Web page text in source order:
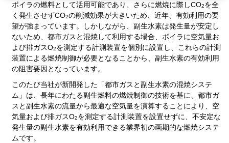
ボイラの燃料として活用可能であり、さらに燃焼に際しCO2を全
く発生させずCO2の削減効果が大きいため、近年、有効利用の要
望が強まっています。しかしながら、副生水素は発生量が安定し
ないため、都市ガスと混焼して利用する場合、ボイラに空気量お
よび排ガスO2を測定する計測装置を個別に設置し、これらの計測
装置による燃焼制御が必要となることから、副生水素の有効利用
の阻害要因となっています。
このたび当社が新開発した「都市ガスと副生水素の混焼システ
ム」は、長年にわたる副生燃料の燃焼制御の技術を基に、都市ガ
スと副生水素の流量から最適な空気量を演算することにより、空
気量および排ガスO2を測定する計測装置を設置せずに、不安定な
発生量の副生水素を有効利用できる業界初の画期的な燃焼システ
ムです。